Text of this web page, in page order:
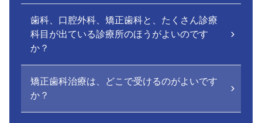
歯科、口腔外科、矯正歯科と、たくさん診療
科目が出ている診療所のほうがよいのです
か？
矯正歯科治療は、どこで受けるのがよいです
か？